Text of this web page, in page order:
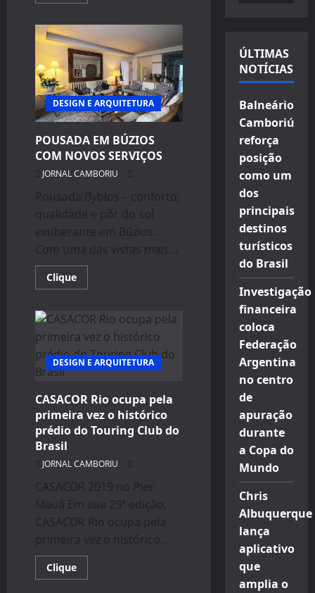
INTERIORES:
QUAL
O
SEGREDO
DE
UM
PROJETO
FUNCIONAL?
DESIGN E ARQUITETURA
POUSADA EM BÚZIOS
COM NOVOS SERVIÇOS
JORNAL CAMBORIU
Pousada Byblos – conforto,
qualidade e pôr do sol
exuberante em Búzios.
Com uma das vistas mais...
CliqueRead
more
EM
BÚZIOS
COM
NOVOS
SERVIÇOS
DESIGN E ARQUITETURA
CASACOR Rio ocupa pela
primeira vez o histórico
prédio do Touring Club do
Brasil
JORNAL CAMBORIU
CASACOR 2019 no Pier
Mauá Em sua 29ª edição,
CASACOR Rio ocupa pela
primeira vez o histórico...
CliqueRead
more
ÚLTIMAS
NOTÍCIAS
Balneário
Camboriú
reforça
posição
como um
dos
principais
destinos
turísticos
do Brasil
Investigação
financeira
coloca
Federação
Argentina
no centro
de
apuração
durante
a Copa do
Mundo
Chris
Albuquerque
lança
aplicativo
que
amplia o